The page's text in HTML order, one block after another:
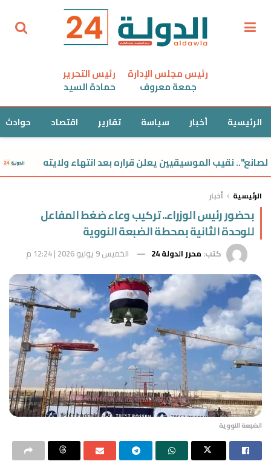
رئيس مجلس الإدارة
جمعة معروف
رئيس التحرير
حمادة السيد
الرئيسية أخبار سياسة تقارير اقتصاد حوادث
الموسيقيين يعلن قراره بعد انتهاء ولايته
الرئيسية أخبار
بحضور رئيس الوزراء.. تركيب وعاء ضغط المفاعل
للوحدة الثانية بمحطة الضبعة النووية
كتب: محرر الدولة 24 الخميس 9 يوليو 2026 | 12:24 م
الضبعة النووية